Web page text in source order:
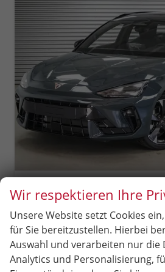
Cupra Leon Sportstourer
ST 1,5 eTSI DSG Kombi -
sofort lieferbar Fahrzeug mit
97252
Leistung
110 kW (150 PS) Kilometerstand 80
Wir respektieren Ihre
Unsere Website setzt Cookies
für Sie bereitzustellen. Hierbei
Auswahl und verarbeiten nur die
Analytics und Personalisierung,